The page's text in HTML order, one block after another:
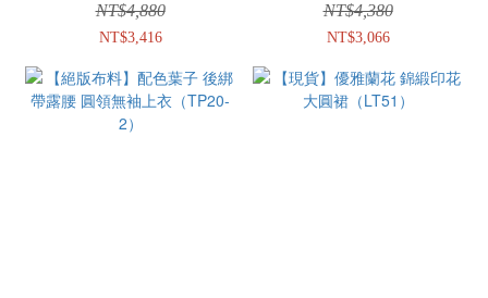
NT$4,880
NT$3,416
NT$4,380
NT$3,066